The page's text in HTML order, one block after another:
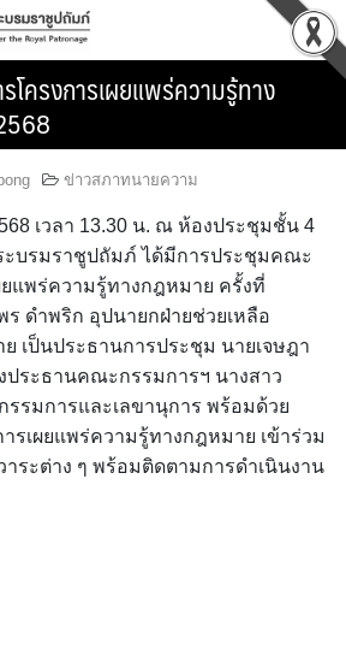
โครงการเผยแพร่ความรู้ทาง
ข่าวสภาทนายความ
เวลา 13.30 น. ณ ห้องประชุมชั้น 4
บรมราชูปถัมภ์ ได้มีการประชุมคณะ
ยแพร่ความรู้ทางกฎหมาย ครั้งที่
ร ดำพริก อุปนายกฝ่ายช่วยเหลือ
เป็นประธานการประชุม นายเจษฎา
ระธานคณะกรรมการฯ นางสาว
รมการและเลขานุการ พร้อมด้วย
รเผยแพร่ความรู้ทางกฎหมาย เข้าร่วม
ระต่าง ๆ พร้อมติดตามการดำเนินงาน